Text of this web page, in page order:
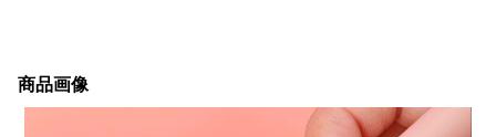
商品画像